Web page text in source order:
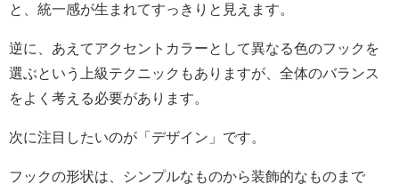
と、統一感が生まれてすっきりと見えます。
逆に、あえてアクセントカラーとして異なる色のフックを
選ぶという上級テクニックもありますが、全体のバランス
をよく考える必要があります。
次に注目したいのが「デザイン」です。
フックの形状は、シンプルなものから装飾的なものまで